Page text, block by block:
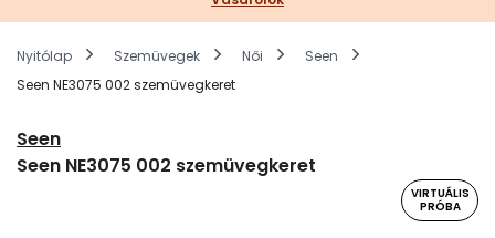
Nyitólap Szemüvegek Női
Seen
Seen NE3075 002 szemüvegkeret
Seen
Seen NE3075 002 szemüvegkeret
VIRTUÁLIS
PRÓBA